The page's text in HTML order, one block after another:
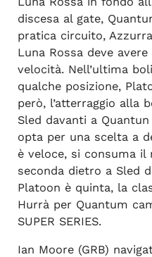
discesa al gate,
pratica circuito,
Luna Rossa deve
velocità. Nell’ultima
qualche posizione,
però, l’atterraggio alla
Sled davanti a
opta per una scelta a
è veloce, si consuma il
seconda dietro a Sled
Platoon è quinta, la
Hurrà per Quantum
SUPER SERIES.
Ian Moore (GRB)